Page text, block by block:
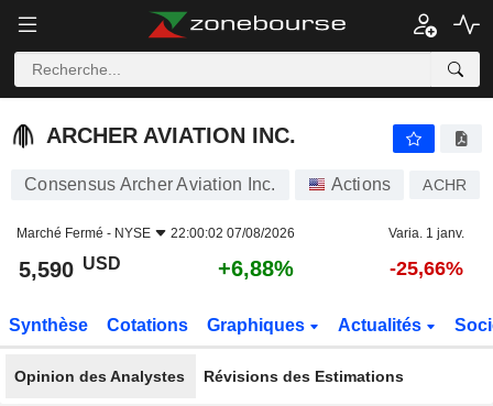
ARCHER AVIATION INC.
ARCHER AVIATION INC.
Consensus Archer Aviation Inc. Actions ACHR
Marché Fermé - NYSE 22:00:02 07/08/2026 Varia. 1 janv.
5,590 USD +6,88% -25,66%
Synthèse Cotations Graphiques Actualités
Opinion des Analystes Révisions des Estimations